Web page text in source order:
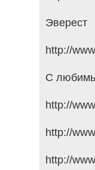
Эверест
http://
С
http://
http://
http://